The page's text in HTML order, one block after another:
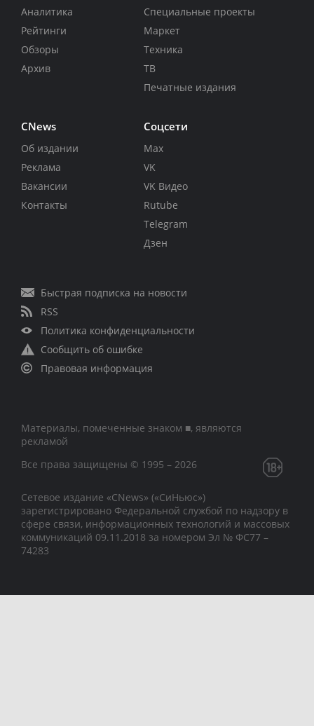
Аналитика
Рейтинги
Обзоры
Архив
Специальные проекты
Маркет
Техника
ТВ
Печатные издания
CNews
Об издании
Реклама
Вакансии
Контакты
Соцсети
Max
VK
VK Видео
Rutube
Telegram
Дзен
Быстрая подписка на новости
RSS
Политика конфиденциальности
Сообщить об ошибке
Правовая информация
Материалы, помеченные знаком ■, являются
рекламой
Все права защищены © 1995 – 2026
Сетевое издание «CNews» («СиНьюс»)
зарегистрировано Федеральной службой по надзору в
сфере связи, информационных технологий и массовых
коммуникаций 09.11.2018 за номером Эл № ФС77 –
74283